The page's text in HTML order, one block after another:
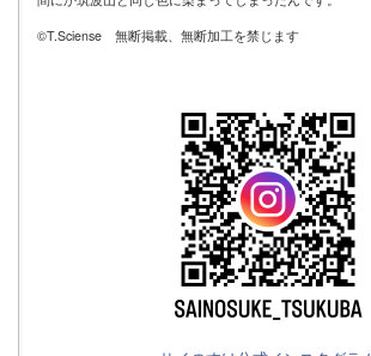
©T.Sciense 無断掲載、無断加工を禁じます